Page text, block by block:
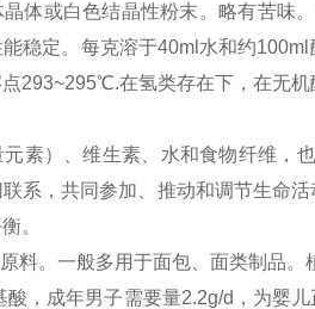
晶体或白色结晶性粉末。略有苦
稳定。每克溶于40ml水和约
293~295℃.在氢类存在下，在无机
素）、维生素、水和食物纤维，
系，共同参加、推动和调节生命
。
料。一般多用于面包、面类制品
酸，成年男子需要量2.2g/d，为婴